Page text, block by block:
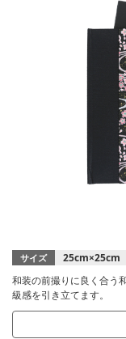
サイズ
25cm×25cm
和装の前撮りに良く合う
級感を引き立てます。